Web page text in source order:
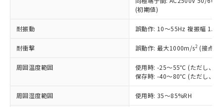
(初期値)
耐振動 誤動作: 10～55Hz 複振幅
耐衝撃 誤動作: 最大1000m/s2 (接点
周囲温度範囲
使用時: -25～55℃ (ただし、氷
保存時: -40～80℃ (ただし、氷
周囲湿度範囲 使用時: 35～85%RH
正式な納期状況および標準価格はお客
様のお取引先、またはお客様担当のオ
ムロン制御機器販売店・当社販売員に
オムロン制御機器販売店や当社販売拠
販売ネットワーク
」をご確認
事前の承諾なく第三者に漏洩または開
(PBDE) 1000ppm以下、フタル酸ビス(2-エチルヘキシ
ル) (DEHP)(別名：DOP) 1000ppm以下、フタル酸ブチ
（DBP） 1000ppm以下、フタル酸ジイソブチル
但し、RoHS指令で産業用監視および制御機器に対する
フタル酸エステル類の４物質については閾値を超える意
図的な使用がないことを確認しています。
※2 対応予定月
ニル類) : 1000ppm、 PBDEs(ポリ臭化ジフェニルエーテ
イソブチル) : 1000ppm、 BBP(フタル酸ブチルベンジ
DEHP(フタル酸ビス(2-エチルヘキシル)) : 1000ppm
「ｅ」：有害物質（10物質）のすべてが基
当社は規制貨物を破棄する場合は、完
全に破砕するなど、違法に輸出されな
いよう必要な手段を講じます。
当社は貴社製品を、核兵器、ミサイ
ル、化学兵器、生物兵器またはその他
武器並びにこれらの製造装置等に一切
当社は、貴社製品を第三者に販売する
場合は、上記1、2および3の内容を当
一定数以上の在庫あり
一定数には満たないが在庫あり
在庫なし(最新の在庫状況につ
いては、お客様のお取引先、ま
たはお客様担当のオムロン制御
機器販売店・当社販売員にご確